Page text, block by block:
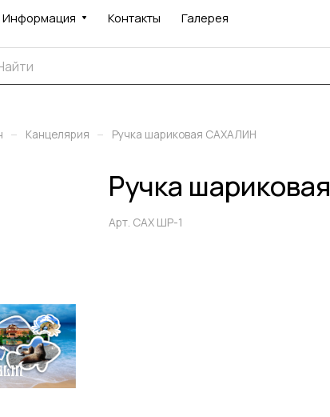
Информация Контакты Галерея
– Канцелярия – Ручка шариковая САХАЛИН
Ручка
Арт. САХ ШР-1